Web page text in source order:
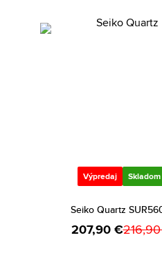
Výpredaj Skladom
Seiko Quartz
207,90 €